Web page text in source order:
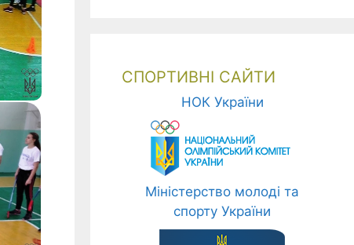
СПОРТИВНІ САЙТИ
НОК України
Міністерство молоді та
спорту України